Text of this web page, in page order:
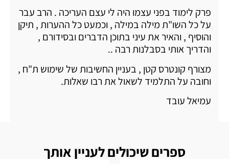
פרק לימוד בפני עצמו היה לי עצם העריכה . הרב עבר
על כל השו"ת מילה במילה , וכמעט כל ההערות , תיקן
והוסיף , והאיר את עיני בתוכן הדברים ובסידורם ,
והדריך אותי בסבלנות רבה ..
מצורף קונטרס קטן , בעניין החשיבות של שימוש ת"ח ,
וחובה על התלמיד לשאול את רבו שאלות.
עמיאל עובד
ספרים שיכולים לעניין אותך